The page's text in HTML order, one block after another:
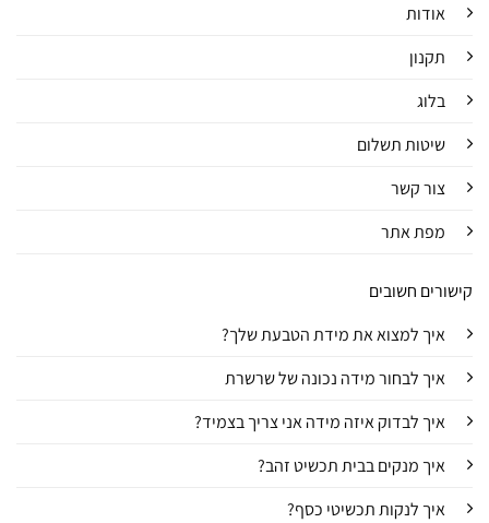
אודות
תקנון
בלוג
שיטות תשלום
צור קשר
מפת אתר
קישורים חשובים
איך למצוא את מידת הטבעת שלך?
איך לבחור מידה נכונה של שרשרת
איך לבדוק איזה מידה אני צריך בצמיד?
איך מנקים בבית תכשיט זהב?
איך לנקות תכשיטי כסף?